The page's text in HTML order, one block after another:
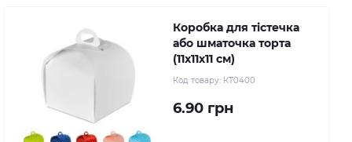
Коробка для тістечка
або шматочка торта
(11х11х11 см)
Код товару: КТ0400
6.90 грн